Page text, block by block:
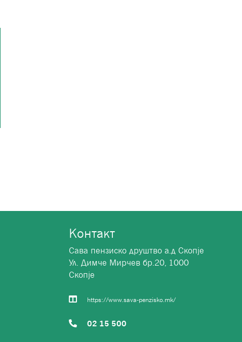
Контакт
Сава пензиско друштво а.д Скопје
Ул. Димче Мирчев бр.20, 1000
Скопје
https://www.sava-penzisko.mk/
02 15 500